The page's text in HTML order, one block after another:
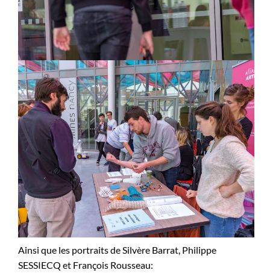
Ainsi que les portraits de Silvère Barrat, Philippe
SESSIECQ et François Rousseau: